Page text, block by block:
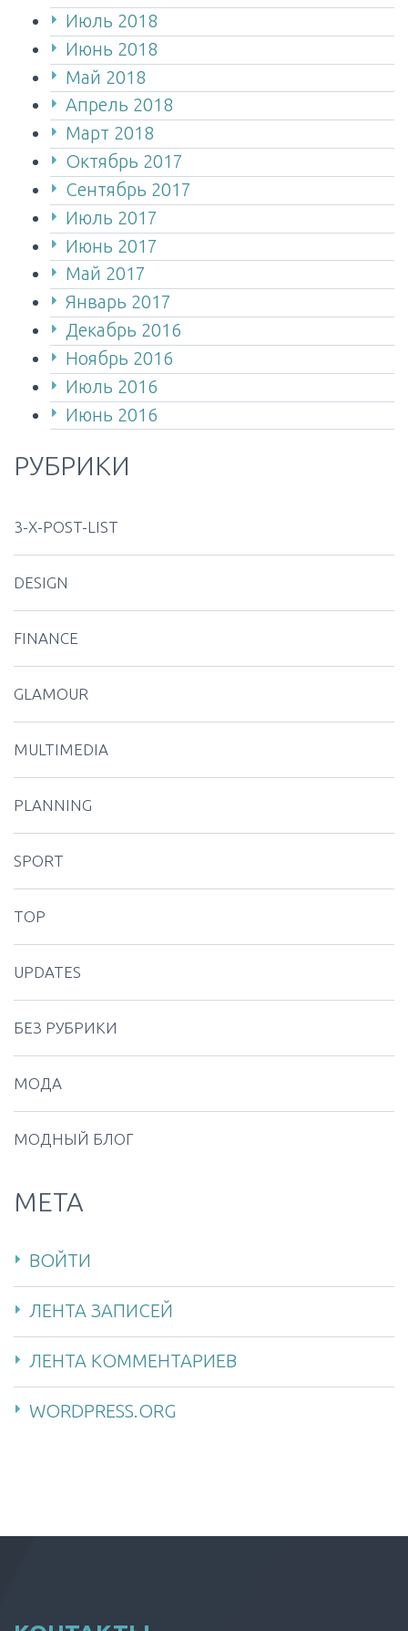
Июль 2018
Июнь 2018
Май 2018
Апрель 2018
Март 2018
Октябрь 2017
Сентябрь 2017
Июль 2017
Июнь 2017
Май 2017
Январь 2017
Декабрь 2016
Ноябрь 2016
Июль 2016
Июнь 2016
РУБРИКИ
3-X-POST-LIST
DESIGN
FINANCE
GLAMOUR
MULTIMEDIA
PLANNING
SPORT
TOP
UPDATES
БЕЗ РУБРИКИ
МОДА
МОДНЫЙ БЛОГ
МЕТА
ВОЙТИ
ЛЕНТА ЗАПИСЕЙ
ЛЕНТА КОММЕНТАРИЕВ
WORDPRESS.ORG